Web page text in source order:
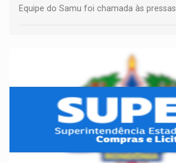
Equipe do Samu foi chamada às pressas